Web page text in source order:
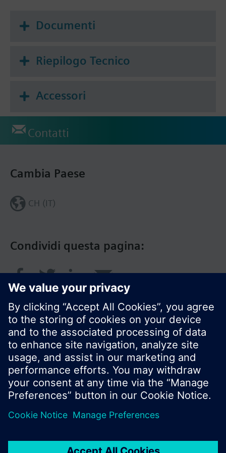
Documenti
Riepilogo Tecnico
Accessori
Contatti
Condividi questa pagina:
Cambia Paese
CH (IT)
© Siemens Switzerland Ltd. 2018
I prodotti e i pressi possono variare a seconda del
Termini d'utilizzo